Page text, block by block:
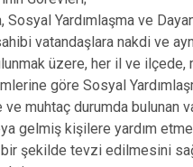
Bayat
Bolvadin
Çay
Sosyal Yardımlaşma ve
vatandaşlara nakdi ve
üzere, her il ve
göre Sosyal
muhtaç durumda bulunan
gelmiş kişilere yardım
bir şekilde tevzi edilmesini